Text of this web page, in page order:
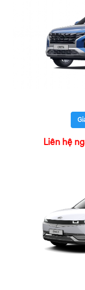
Liên hệ